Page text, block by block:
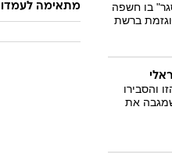
בו חשפה
ברשת
והסבירו
את
מתאימה